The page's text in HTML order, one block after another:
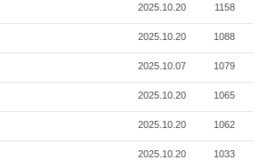
2025.10.20 1158
2025.10.20 1088
2025.10.07 1079
2025.10.20 1065
2025.10.20 1062
2025.10.20 1033